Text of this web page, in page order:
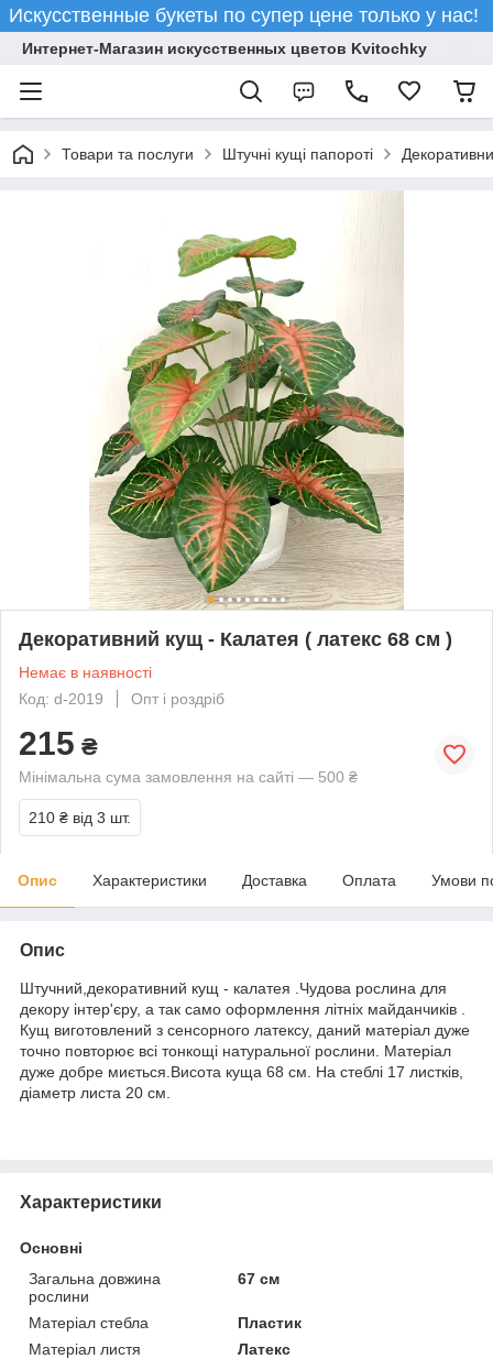
Искусственные букеты по супер цене только у нас!
Интернет-Магазин искусственных цветов Kvitochky
Товари та послуги Штучні кущі папороті
Декоративний кущ - Калатея ( латекс 68 см )
Немає в наявності
Код: d-2019
Опт і роздріб
215 ₴
Мінімальна сума замовлення на сайті — 500 ₴
210 ₴ від 3 шт.
Опис Характеристики Доставка Оплата Умови
Опис
Штучний,декоративний кущ - калатея .Чудова рослина для
декору інтер'єру, а так само оформлення літніх майданчиків .
Кущ виготовлений з сенсорного латексу, даний матеріал дуже
точно повторює всі тонкощі натуральної рослини. Матеріал
дуже добре миється.Висота куща 68 см. На стеблі 17 листків,
діаметр листа 20 см.
Характеристики
Основні
Загальна довжина
рослини
67 см
Матеріал стебла
Пластик
Матеріал листя
Латекс